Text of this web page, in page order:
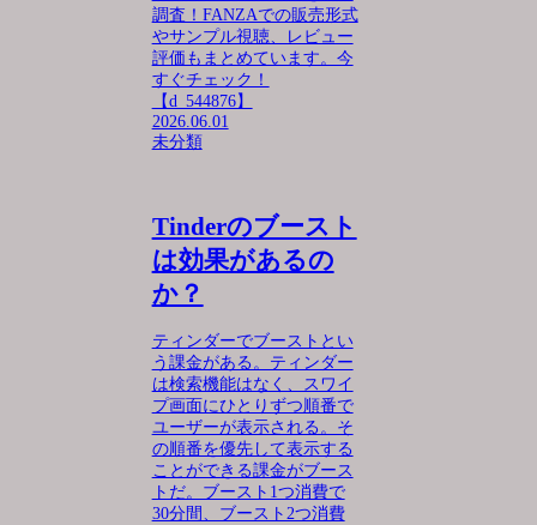
調査！FANZAでの販売形式
やサンプル視聴、レビュー
評価もまとめています。今
すぐチェック！
【d_544876】
2026.06.01
未分類
Tinderのブースト
は効果があるの
か？
ティンダーでブーストとい
う課金がある。ティンダー
は検索機能はなく、スワイ
プ画面にひとりずつ順番で
ユーザーが表示される。そ
の順番を優先して表示する
ことができる課金がブース
トだ。ブースト1つ消費で
30分間、ブースト2つ消費